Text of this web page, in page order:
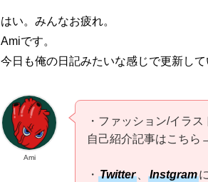
はい。みんなお疲れ。
Amiです。
今日も俺の日記みたいな感じで更新して
Ami
・ファッション/イラ
自己紹介記事はこちら
・ Twitter Instgram